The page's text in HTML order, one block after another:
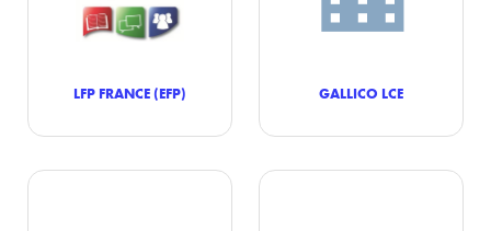
LFP FRANCE (EFP) GALLICO LCE